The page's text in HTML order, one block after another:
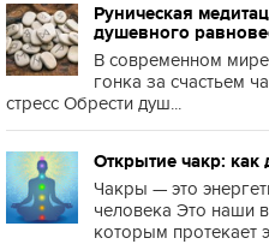
Руническая
душевного
В современном
гонка за счастьем
стресс Обрести душ...
Открытие чакр: как
Чакры — это
человека Это наши
которым протекает